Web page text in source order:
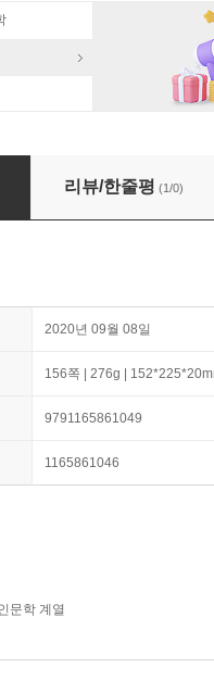
독서토론
리뷰/한줄평 (1/0)
2020년 09월 08일
156쪽 | 276g |
9791165861049
1165861046
문학 계열